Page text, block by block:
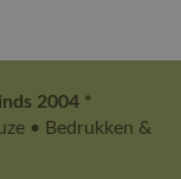
2004 *
• Bedrukken &